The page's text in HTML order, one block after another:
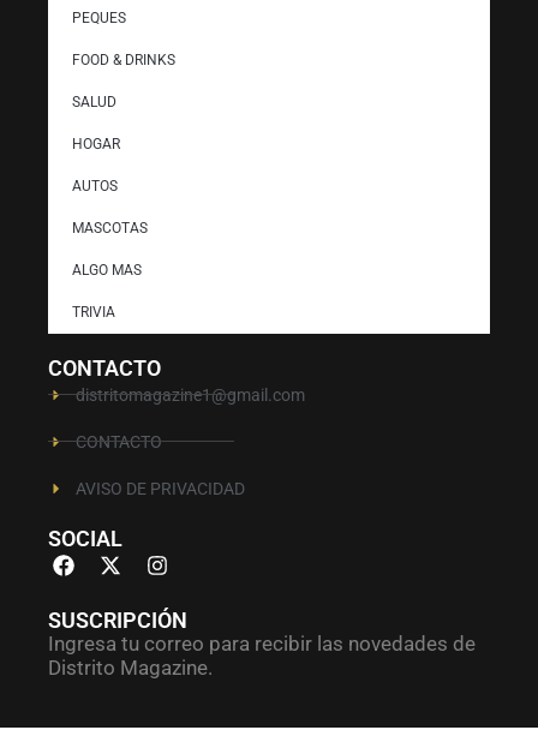
PEQUES
FOOD & DRINKS
SALUD
HOGAR
AUTOS
MASCOTAS
ALGO MAS
TRIVIA
CONTACTO
distritomagazine1@gmail.com
CONTACTO
AVISO DE PRIVACIDAD
SOCIAL
SUSCRIPCIÓN
Ingresa tu correo para recibir las novedades de
Distrito Magazine.